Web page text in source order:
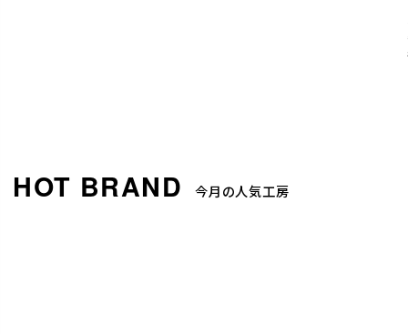
今月の人気工房